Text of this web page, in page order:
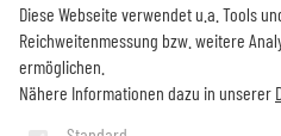
+49 (0) 5272 6009 0
info@becker-brakel.de
Diese Webseite verwendet u.a. Tools
Reichweitenmessung bzw. weitere
ermöglichen.
Nähere Informationen dazu in unserer